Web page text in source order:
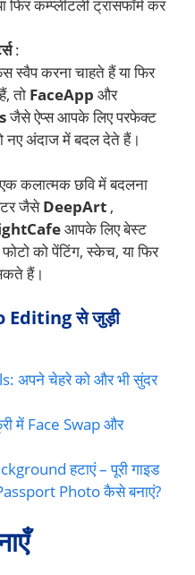
फिर कम्प्लीटली ट्रांसफॉर्म कर
:
करना चाहते हैं या फिर
तो FaceApp और
जैसे ऐप्स आपके लिए परफेक्ट
नए अंदाज में बदल देते हैं।
कलात्मक छवि में बदलना
जैसेDeepArt ,
आपके लिए बेस्ट
को पेंटिंग, स्केच, या फिर
हैं।
Editing से जुड़ी
अपने चेहरे को और भी सुंदर
में Face Swap और
हटाएं – पूरी गाइड
Photo कैसे बनाएं?